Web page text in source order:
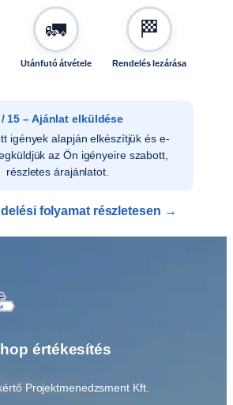
🚛
Utánfutó átvétele
🏁
Rendelés lezárása
15 – Ajánlat elküldése
igények alapján elkészítjük és e-
az Ön igényeire szabott,
részletes árajánlatot.
folyamat részletesen →
értékesítés
Projektmenedzsment Kft.